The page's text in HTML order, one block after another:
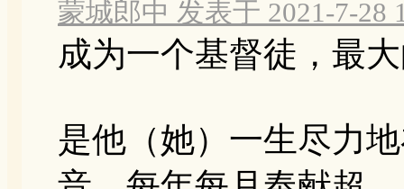
蒙城郎中 发表于 2021-7-28
成为一个基督徒，最
是他（她）一生尽力